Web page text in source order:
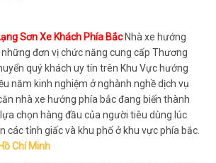
Sơn Xe Khách Phía Bắc Nhà xe hướng
đơn vị chức năng cung cấp Thương
quý khách uy tín trên Khu Vực hướng
năm kinh nghiệm ở nghành nghề dịch vụ
nhà xe hướng phía bắc đang biến thành
chọn hàng đầu của người tiêu dùng lúc
các tỉnh giấc và khu phố ở khu vực phía bắc.
Chí Minh